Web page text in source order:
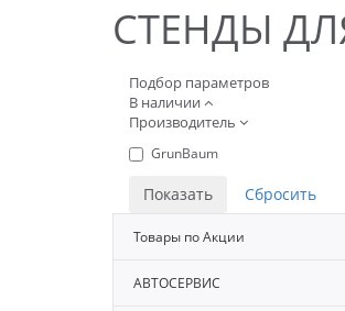
СТЕНДЫ
Подбор параметров
В наличии
Производитель
GrunBaum
Товары по Акции
АВТОСЕРВИС